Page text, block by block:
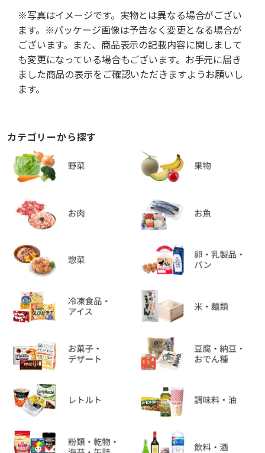
※写真はイメージです。実物とは異なる場合がござい
ます。※パッケージ画像は予告なく変更となる場合が
ございます。また、商品表示の記載内容に関しまして
も変更になっている場合もございます。お手元に届き
ました商品の表示をご確認いただきますようお願いし
ます。
カテゴリーから探す